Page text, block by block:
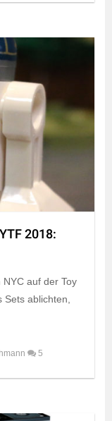
2018:
auf der Toy
Sets ablichten,
5